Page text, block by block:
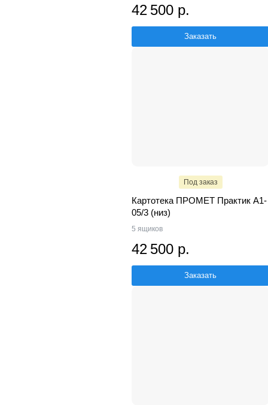
42 500 р.
Заказать
Под заказ
Картотека ПРОМЕТ Практик A1-
05/3 (низ)
5 ящиков
42 500 р.
Заказать